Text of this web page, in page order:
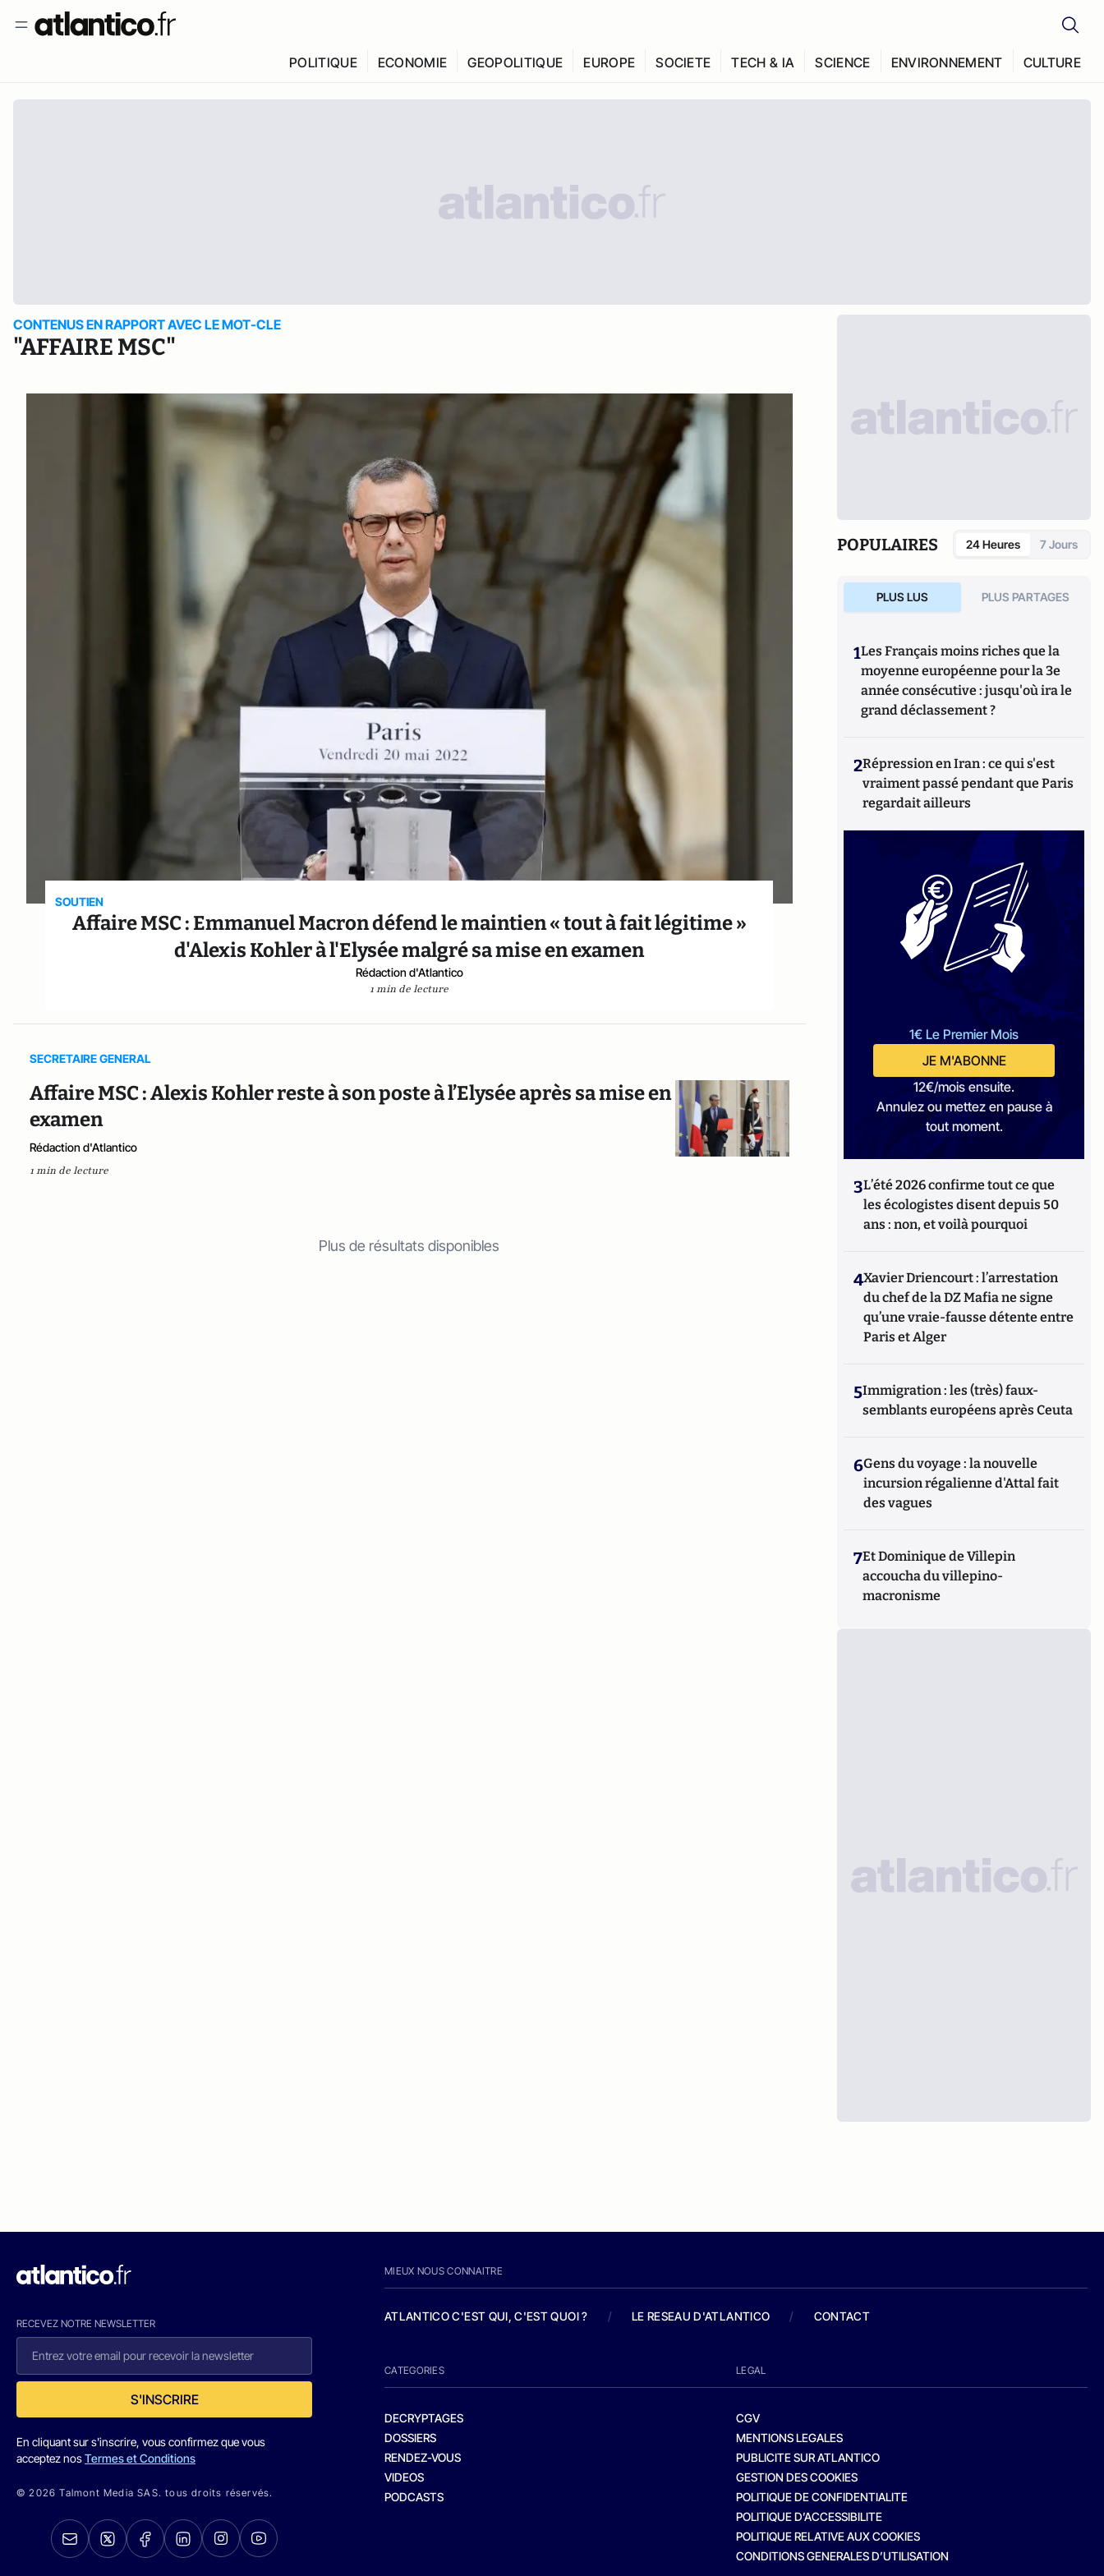
POLITIQUE ECONOMIE GEOPOLITIQUE EUROPE SOCIETE TECH & IA SCIENCE ENVIRONNEMENT CULTURE
CONTENUS EN RAPPORT AVEC LE MOT-CLE
"AFFAIRE MSC"
SOUTIEN
Affaire MSC : Emmanuel Macron défend le maintien « tout à fait légitime »
d'Alexis Kohler à l'Elysée malgré sa mise en examen
Rédaction d'Atlantico
1 min de lecture
SECRETAIRE GENERAL
Affaire MSC : Alexis Kohler reste à son poste à l’Elysée après sa mise en
examen
Rédaction d'Atlantico
1 min de lecture
Plus de résultats disponibles
POPULAIRES 24 Heures 7 Jours
PLUS LUS PLUS PARTAGES
1Les Français moins riches que la
moyenne européenne pour la 3e
année consécutive : jusqu'où ira le
grand déclassement ?
2Répression en Iran : ce qui s'est
vraiment passé pendant que Paris
regardait ailleurs
1€ Le Premier Mois
JE M'ABONNE
12€/mois ensuite.
Annulez ou mettez en pause à
tout moment.
3L’été 2026 confirme tout ce que
les écologistes disent depuis 50
ans : non, et voilà pourquoi
4Xavier Driencourt : l’arrestation
du chef de la DZ Mafia ne signe
qu’une vraie-fausse détente entre
Paris et Alger
5Immigration : les (très) faux-
semblants européens après Ceuta
6Gens du voyage : la nouvelle
incursion régalienne d'Attal fait
des vagues
7Et Dominique de Villepin
accoucha du villepino-
macronisme
RECEVEZ NOTRE NEWSLETTER
S'INSCRIRE
En cliquant sur s'inscrire, vous confirmez que vous
acceptez nosTermes et Conditions
© 2026 Talmont Media SAS. tous droits réservés.
MIEUX NOUS CONNAITRE
ATLANTICO C'EST QUI, C'EST QUOI ? / LE RESEAU D'ATLANTICO / CONTACT
CATEGORIES
DECRYPTAGES
DOSSIERS
RENDEZ-VOUS
VIDEOS
PODCASTS
LEGAL
CGV
MENTIONS LEGALES
PUBLICITE SUR ATLANTICO
GESTION DES COOKIES
POLITIQUE DE CONFIDENTIALITE
POLITIQUE D’ACCESSIBILITE
POLITIQUE RELATIVE AUX COOKIES
CONDITIONS GENERALES D’UTILISATION